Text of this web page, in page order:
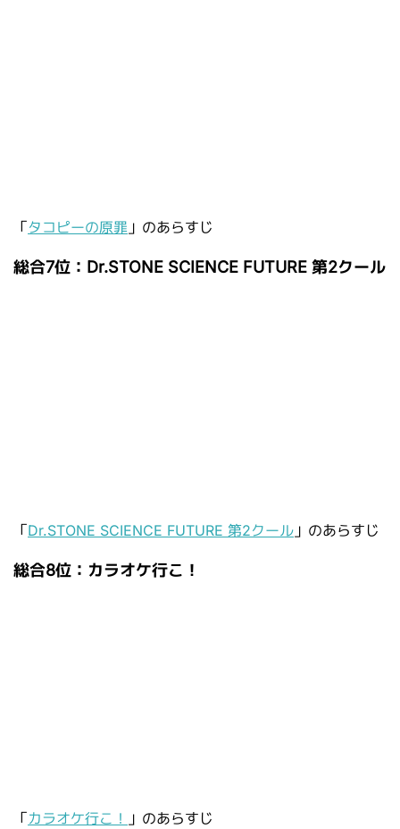
「タコピーの原罪 」のあらすじ
総合7位：Dr.STONE SCIENCE FUTURE 第2クール
「Dr.STONE SCIENCE FUTURE 第2クール 」のあらすじ
総合8位：カラオケ行こ！
「カラオケ行こ！ 」のあらすじ